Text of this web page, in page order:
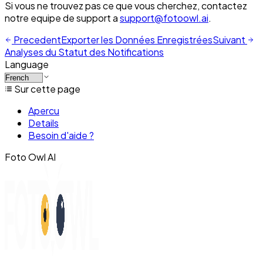
Si vous ne trouvez pas ce que vous cherchez, contactez
notre equipe de support asupport@fotoowl.ai.
PrecedentExporter les Données EnregistréesSuivant
Analyses du Statut des Notifications
Language
Sur cette page
Apercu
Details
Besoin d'aide ?
Foto Owl AI